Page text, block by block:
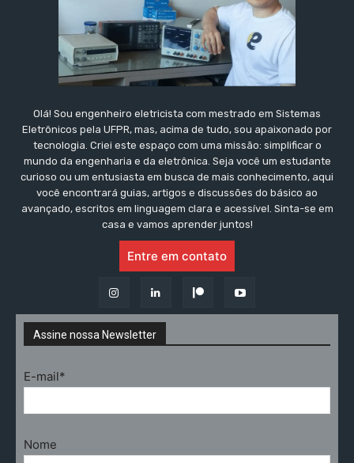
Olá! Sou engenheiro eletricista com mestrado em Sistemas
Eletrônicos pela UFPR, mas, acima de tudo, sou apaixonado por
tecnologia. Criei este espaço com uma missão: simplificar o
mundo da engenharia e da eletrônica. Seja você um estudante
curioso ou um entusiasta em busca de mais conhecimento, aqui
você encontrará guias, artigos e discussões do básico ao
avançado, escritos em linguagem clara e acessível. Sinta-se em
casa e vamos aprender juntos!
Entre em contato
Assine nossa Newsletter
E-mail*
Nome